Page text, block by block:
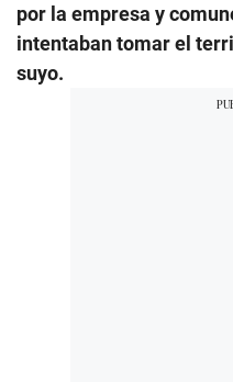
por la empresa y
intentaban tomar el
suyo.